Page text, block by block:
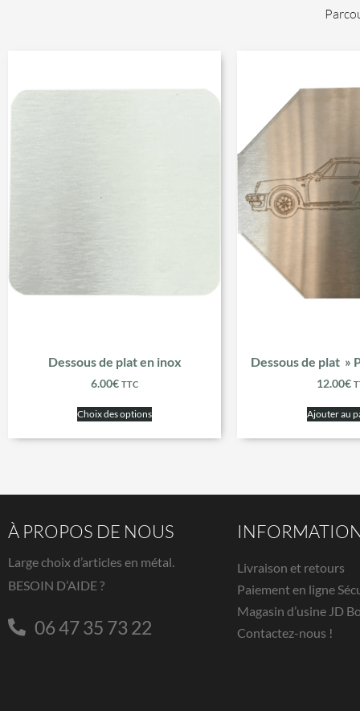
Dessous de plat en inox
6.00€ TTC
Choix des options
Dessous de plat »
12.00€
Ajouter au
À PROPOS DE NOUS
Large choix d’articles en métal.
BESOIN D’AIDE ?
06 47 35 73 22
Livraison et retours
Paiement en ligne
Magasin d’usine JD
Contactez-nous !